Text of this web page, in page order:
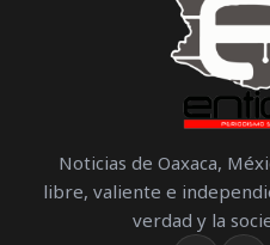
Noticias de Oaxaca,
libre, valiente e
verdad y la